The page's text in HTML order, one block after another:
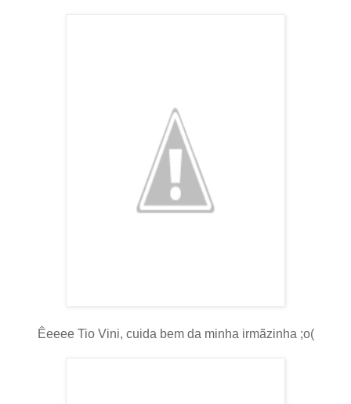
Êeeee Tio Vini, cuida bem da minha irmãzinha ;o(